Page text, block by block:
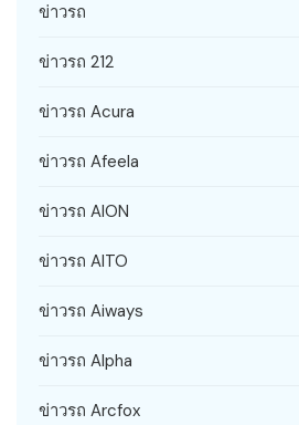
ข่าวรถ
ข่าวรถ 212
ข่าวรถ Acura
ข่าวรถ Afeela
ข่าวรถ AION
ข่าวรถ AITO
ข่าวรถ Aiways
ข่าวรถ Alpha
ข่าวรถ Arcfox